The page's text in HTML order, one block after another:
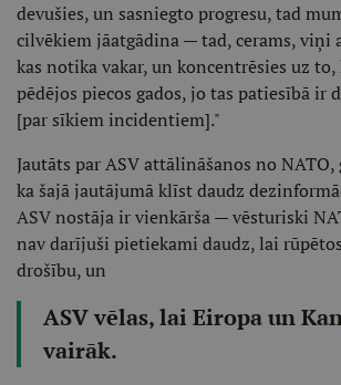
devušies, un sasniegto progresu, tad
cilvēkiem jāatgādina — tad, cerams, viņi
kas notika vakar, un koncentrēsies uz
pēdējos piecos gados, jo tas patiesībā ir
[par sīkiem incidentiem]."
Jautāts par ASV attālināšanos no NATO,
ka šajā jautājumā klīst daudz
ASV nostāja ir vienkārša — vēsturiski
nav darījuši pietiekami daudz, lai
drošību, un
ASV vēlas, lai Eiropa un
vairāk.